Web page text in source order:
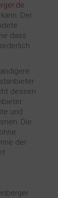
Der
dass
dessen
und
Die
der